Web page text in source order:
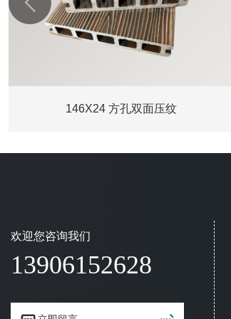
146X24 方孔双面压纹
欢迎您咨询我们
13906152628